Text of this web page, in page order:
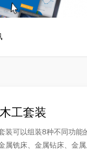
工套装
装可以组装8种不同功能
属铣床、金属钻床、金